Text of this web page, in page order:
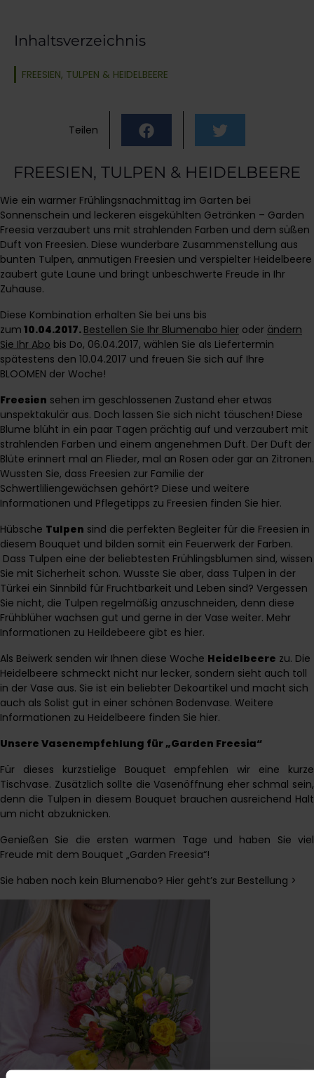
Inhaltsverzeichnis
FREESIEN, TULPEN & HEIDELBEERE
Teilen
FREESIEN, TULPEN & HEIDELBEERE
Wie ein warmer Frühlingsnachmittag im Garten bei
Sonnenschein und leckeren eisgekühlten Getränken – Garden
Freesia verzaubert uns mit strahlenden Farben und dem süßen
Duft von Freesien. Diese wunderbare Zusammenstellung aus
bunten Tulpen, anmutigen Freesien und verspielter Heidelbeere
zaubert gute Laune und bringt unbeschwerte Freude in Ihr
Zuhause.
Diese Kombination erhalten Sie bei uns bis
zum 10.04.2017. Bestellen Sie Ihr Blumenabo hier oder ändern
Sie Ihr Abo bis Do, 06.04.2017, wählen Sie als Liefertermin
spätestens den 10.04.2017 und freuen Sie sich auf Ihre
BLOOMEN der Woche!
Freesien sehen im geschlossenen Zustand eher etwas
unspektakulär aus. Doch lassen Sie sich nicht täuschen! Diese
Blume blüht in ein paar Tagen prächtig auf und verzaubert mit
strahlenden Farben und einem angenehmen Duft. Der Duft der
Blüte erinnert mal an Flieder, mal an Rosen oder gar an Zitronen.
Wussten Sie, dass Freesien zur Familie der
Schwertliliengewächsen gehört? Diese und weitere
Informationen und Pflegetipps zu Freesien finden Sie hier.
Hübsche Tulpen sind die perfekten Begleiter für die Freesien in
diesem Bouquet und bilden somit ein Feuerwerk der Farben.
Dass Tulpen eine der beliebtesten Frühlingsblumen sind, wissen
Sie mit Sicherheit schon. Wusste Sie aber, dass Tulpen in der
Türkei ein Sinnbild für Fruchtbarkeit und Leben sind? Vergessen
Sie nicht, die Tulpen regelmäßig anzuschneiden, denn diese
Frühblüher wachsen gut und gerne in der Vase weiter. Mehr
Informationen zu Heildebeere gibt es hier.
Als Beiwerk senden wir Ihnen diese Woche Heidelbeere zu. Die
Heidelbeere schmeckt nicht nur lecker, sondern sieht auch toll
in der Vase aus. Sie ist ein beliebter Dekoartikel und macht sich
auch als Solist gut in einer schönen Bodenvase. Weitere
Informationen zu Heidelbeere finden Sie hier.
Unsere Vasenempfehlung für „Garden Freesia“
Für dieses kurzstielige Bouquet empfehlen wir eine kurze
Tischvase. Zusätzlich sollte die Vasenöffnung eher schmal sein,
denn die Tulpen in diesem Bouquet brauchen ausreichend Halt
um nicht abzuknicken.
Genießen Sie die ersten warmen Tage und haben Sie viel
Freude mit dem Bouquet „Garden Freesia“!
Sie haben noch kein Blumenabo? Hier geht’s zur Bestellung >